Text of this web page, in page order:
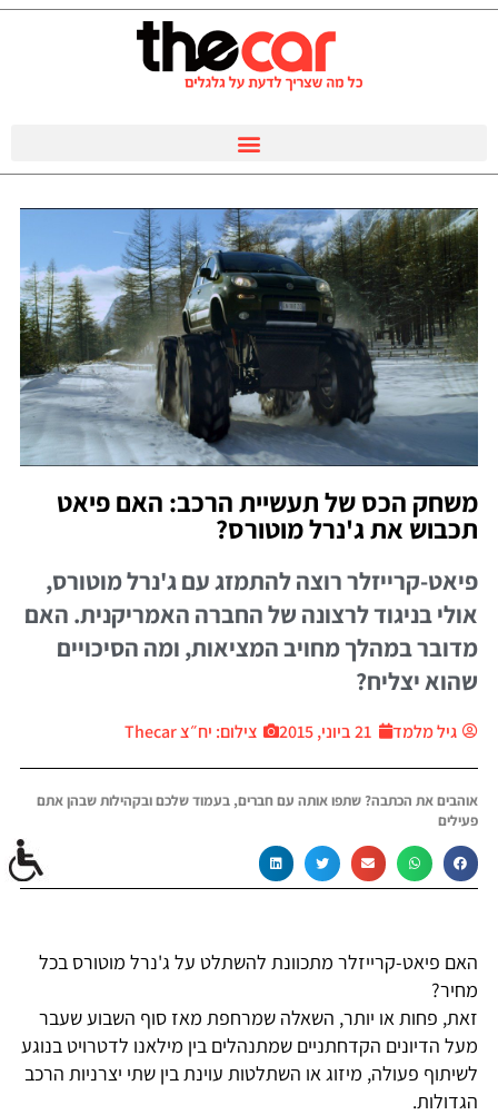
משחק הכס של תעשיית הרכב: האם פיאט
תכבוש את ג'נרל מוטורס?
פיאט-קרייזלר רוצה להתמזג עם ג'נרל מוטורס,
אולי בניגוד לרצונה של החברה האמריקנית. האם
מדובר במהלך מחויב המציאות, ומה הסיכויים
שהוא יצליח?
גיל מלמד 21 ביוני, 2015 צילום: יח״צ Thecar
אוהבים את הכתבה? שתפו אותה עם חברים, בעמוד שלכם ובקהילות שבהן אתם
פעילים
האם פיאט-קרייזלר מתכוונת להשתלט על ג'נרל מוטורס בכל
מחיר?
זאת, פחות או יותר, השאלה שמרחפת מאז סוף השבוע שעבר
מעל הדיונים הקדחתניים שמתנהלים בין מילאנו לדטרויט בנוגע
לשיתוף פעולה, מיזוג או השתלטות עוינת בין שתי יצרניות הרכב
הגדולות.